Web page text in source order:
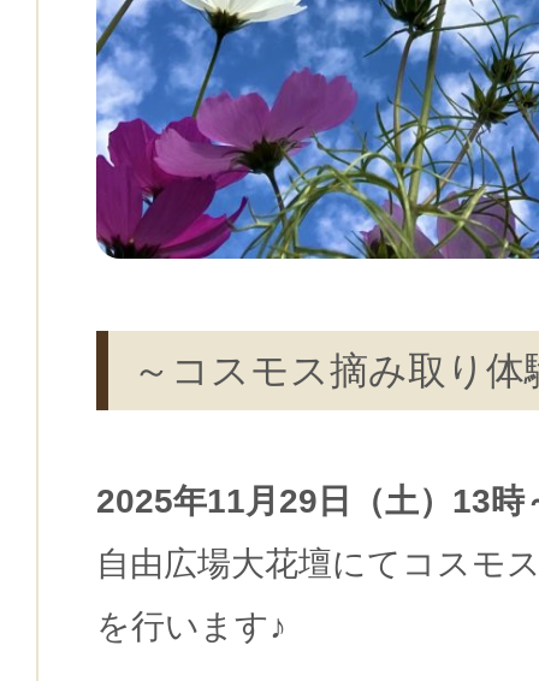
～コスモス摘み取り体
2025年11月29日（土）13時
自由広場大花壇にてコスモ
を行います♪